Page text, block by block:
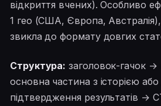
відкриття вчених). Особливо
1 гео (США, Європа, Австралія),
звикла до формату довгих
Структура: заголовок-гачок
основна частина з історією
підтвердження результатів →